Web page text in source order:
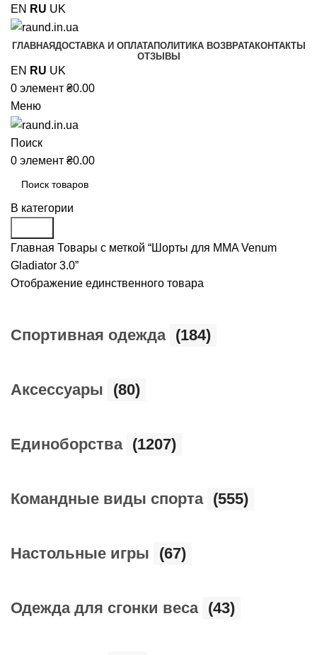
EN RU UK
ГЛАВНАЯДОСТАВКА И ОПЛАТАПОЛИТИКА ВОЗВРАТАКОНТАКТЫ
ОТЗЫВЫ
EN RU UK
0 элемент ₴0.00
Меню
Поиск
0 элемент ₴0.00
В категории
Главная Товары с меткой “Шорты для MMA Venum
Gladiator 3.0”
Отображение единственного товара
Cпортивная одежда (184)
Аксессуары (80)
Единоборства (1207)
Командные виды спорта (555)
Настольные игры (67)
Одежда для сгонки веса (43)